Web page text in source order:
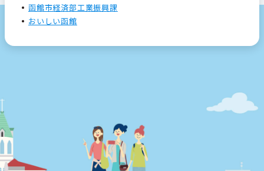
函館市経済部工業振興課
おいしい函館